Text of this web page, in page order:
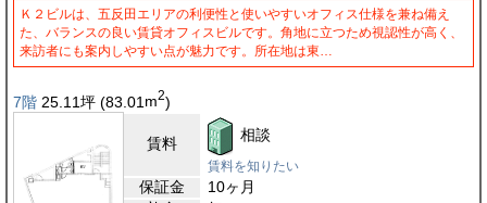
Ｋ２ビルは、五反田エリアの利便性と使いやすいオフィス仕様を兼ね備え
た、バランスの良い賃貸オフィスビルです。角地に立つため視認性が高く、
来訪者にも案内しやすい点が魅力です。所在地は東…
7階 25.11坪 (83.01 m2)
賃料 相談
賃料を知りたい
保証金
10ヶ月